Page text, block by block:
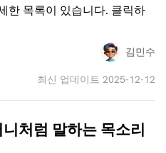
한 목록이 있습니다. 클릭하
김민수
최신 업데이트 2025-12-12
처럼 말하는 목소리